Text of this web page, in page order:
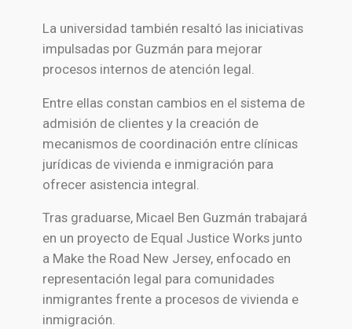
La universidad también resaltó las iniciativas
impulsadas por Guzmán para mejorar
procesos internos de atención legal.
Entre ellas constan cambios en el sistema de
admisión de clientes y la creación de
mecanismos de coordinación entre clínicas
jurídicas de vivienda e inmigración para
ofrecer asistencia integral.
Tras graduarse, Micael Ben Guzmán trabajará
en un proyecto de Equal Justice Worksjunto
a Make the Road New Jersey, enfocado en
representación legal para comunidades
inmigrantes frente a procesos de vivienda e
inmigración.